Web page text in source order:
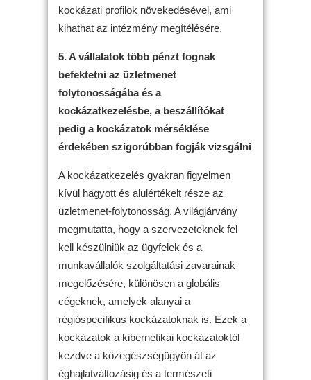
kockázati profilok növekedésével, ami
kihathat az intézmény megítélésére.
5. A vállalatok több pénzt fognak
befektetni az üzletmenet
folytonosságába és a
kockázatkezelésbe, a beszállítókat
pedig a kockázatok mérséklése
érdekében szigorúbban fogják vizsgálni
A kockázatkezelés gyakran figyelmen
kívül hagyott és alulértékelt része az
üzletmenet-folytonosság. A világjárvány
megmutatta, hogy a szervezeteknek fel
kell készülniük az ügyfelek és a
munkavállalók szolgáltatási zavarainak
megelőzésére, különösen a globális
cégeknek, amelyek alanyai a
régióspecifikus kockázatoknak is. Ezek a
kockázatok a kibernetikai kockázatoktól
kezdve a közegészségügyön át az
éghajlatváltozásig és a természeti